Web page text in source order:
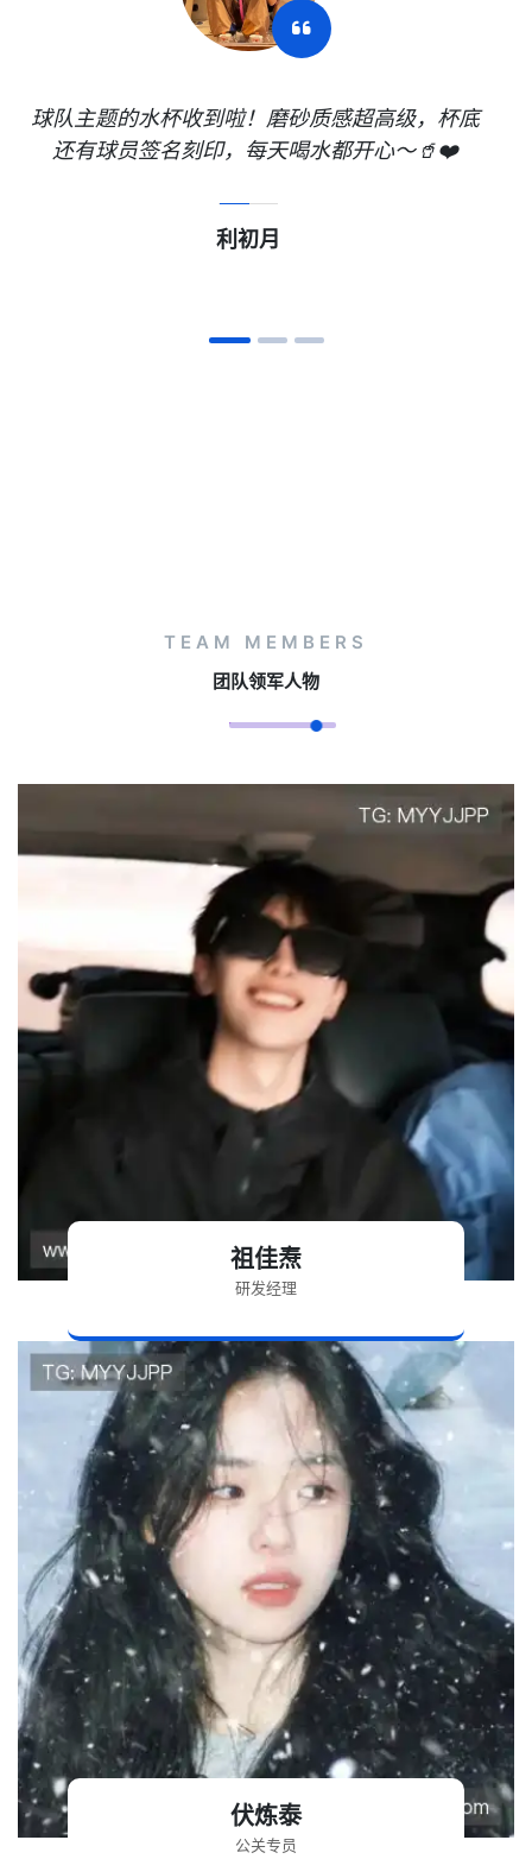
球队主题的水杯收到啦！磨砂质感超高级，杯底
还有球员签名刻印，每天喝水都开心～🥤❤️
利初月
TEAM MEMBERS
团队领军人物
祖佳焘
研发经理
伏炼泰
公关专员